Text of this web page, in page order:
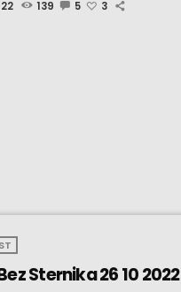
139 5 3
Sternika 26 10 2022